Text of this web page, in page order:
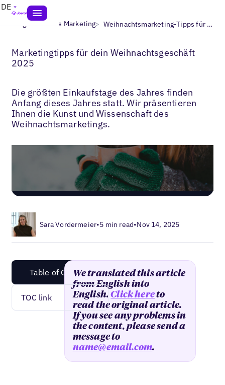
DE
Blogs> Lokales Marketing> Weihnachtsmarketing-Tipps für lokale Unternehmen
Marketingtipps für dein Weihnachtsgeschäft
2025
Die größten Einkaufstage des Jahres finden
Anfang dieses Jahres statt. Wir präsentieren
Ihnen die Kunst und Wissenschaft des
Weihnachtsmarketings.
Sara Vordermeier•5 min read•Nov 14, 2025
Table of Content
TOC link
We translated this article
from English into
English.Click hereto
read the original article.
If you see any problems in
the content, please send a
message to
name@email.com.